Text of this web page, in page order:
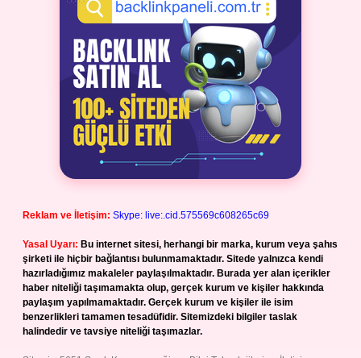
Reklam ve İletişim: Skype: live:.cid.575569c608265c69
Yasal Uyarı: Bu internet sitesi, herhangi bir marka, kurum veya şahıs
şirketi ile hiçbir bağlantısı bulunmamaktadır. Sitede yalnızca kendi
hazırladığımız makaleler paylaşılmaktadır. Burada yer alan içerikler
haber niteliği taşımamakta olup, gerçek kurum ve kişiler hakkında
paylaşım yapılmamaktadır. Gerçek kurum ve kişiler ile isim
benzerlikleri tamamen tesadüfidir. Sitemizdeki bilgiler taslak
halindedir ve tavsiye niteliği taşımazlar.